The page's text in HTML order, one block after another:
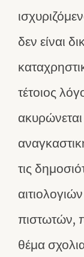
δεν είναι
τέτοιος
τις
πιστωτών,
θέμα